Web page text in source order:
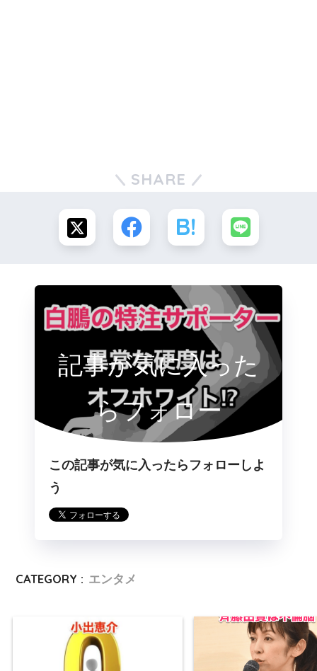
SHARE
記事が気に入った
らフォロー
この記事が気に入ったらフォローしよ
う
CATEGORY : エンタメ